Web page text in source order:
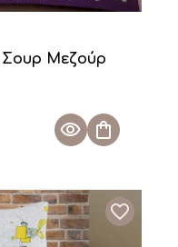
Μεζούρ